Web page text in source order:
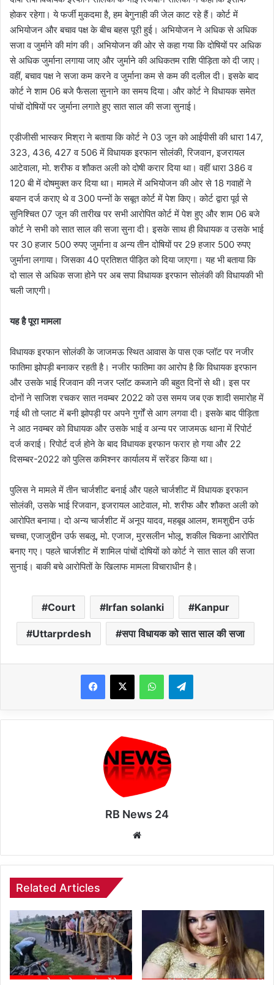
होकर रहेगा। ये फर्जी मुकदमा है, हम बेगुनाही की जेल काट रहे हैं। कोर्ट में
अभियोजन और बचाव पक्ष के बीच बहस पूरी हुई। अभियोजन ने अधिक से अधिक
सजा व जुर्माने की मांग की। अभियोजन की ओर से कहा गया कि दोषियों पर अधिक
से अधिक जुर्माना लगाया जाए और जुर्माने की अधिकतम राशि पीड़िता को दी जाए।
वहीं, बचाव पक्ष ने सजा कम करने व जुर्माना कम से कम की दलील दी। इसके बाद
कोर्ट ने शाम 06 बजे फैसला सुनाने का समय दिया। और कोर्ट ने विधायक समेत
पांचों दोषियों पर जुर्माना लगाते हुए सात साल की सजा सुनाई।
एडीजीसी भास्कर मिश्रा ने बताया कि कोर्ट ने 03 जून को आईपीसी की धारा 147,
323, 436, 427 व 506 में विधायक इरफान सोलंकी, रिजवान, इजरायल
आटेवाला, मो. शरीफ व शौकत अली को दोषी करार दिया था। वहीं धारा 386 व
120 बी में दोषमुक्त कर दिया था। मामले में अभियोजन की ओर से 18 गवाहों ने
बयान दर्ज कराए थे व 300 पन्नों के सबूत कोर्ट में पेश किए। कोर्ट द्वारा पूर्व से
सुनिश्चित 07 जून की तारीख पर सभी आरोपित कोर्ट में पेश हुए और शाम 06 बजे
कोर्ट ने सभी को सात साल की सजा सुना दी। इसके साथ ही विधायक व उसके भाई
पर 30 हजार 500 रुपए जुर्माना व अन्य तीन दोषियों पर 29 हजार 500 रुपए
जुर्माना लगाया। जिसका 40 प्रतिशत पीड़ित को दिया जाएगा। यह भी बताया कि
दो साल से अधिक सजा होने पर अब सपा विधायक इरफान सोलंकी की विधायकी भी
चली जाएगी।
यह है पूरा मामला
विधायक इरफान सोलंकी के जाजमऊ स्थित आवास के पास एक प्लॉट पर नजीर
फातिमा झोपड़ी बनाकर रहती है। नजीर फातिमा का आरोप है कि विधायक इरफान
और उसके भाई रिजवान की नजर प्लॉट कब्जाने की बहुत दिनों से थी। इस पर
दोनों ने साजिश रचकर सात नवम्बर 2022 को उस समय जब एक शादी समारोह में
गई थी तो प्लाट में बनी झोपड़ी पर अपने गुर्गों से आग लगवा दी। इसके बाद पीड़िता
ने आठ नवम्बर को विधायक और उसके भाई व अन्य पर जाजमऊ थाना में रिपोर्ट
दर्ज कराई। रिपोर्ट दर्ज होने के बाद विधायक इरफान फरार हो गया और 22
दिसम्बर-2022 को पुलिस कमिश्नर कार्यालय में सरेंडर किया था।
पुलिस ने मामले में तीन चार्जशीट बनाई और पहले चार्जशीट में विधायक इरफान
सोलंकी, उसके भाई रिजवान, इजरायल आटेवाल, मो. शरीफ और शौकत अली को
आरोपित बनाया। दो अन्य चार्जशीट में अनूप यादव, महबूब आलम, शमशुद्दीन उर्फ
चच्चा, एजाजुद्दीन उर्फ सबलू, मो. एजाज, मुरसलीन भोलू, शकील चिकना आरोपित
बनाए गए। पहले चार्जशीट में शामिल पांचों दोषियों को कोर्ट ने सात साल की सजा
सुनाई। बाकी बचे आरोपितों के खिलाफ मामला विचाराधीन है।
Court Irfan solanki Kanpur
Uttarprdesh सपा विधायक को सात साल की सजा
WhatsAppTelegram
RB News 24
Related Articles